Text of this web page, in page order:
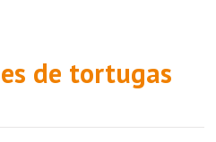
de tortugas